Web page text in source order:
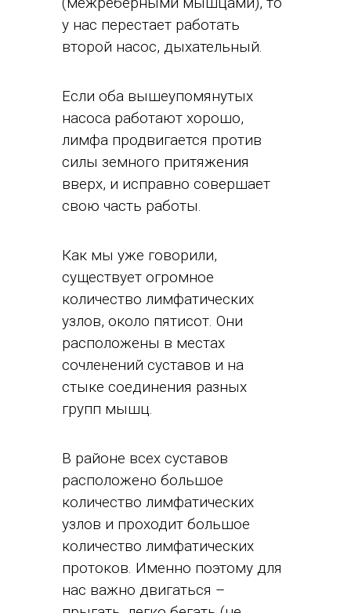
у нас перестает работать
второй насос, дыхательный.
Если оба вышеупомянутых
насоса работают хорошо,
лимфа продвигается против
силы земного притяжения
вверх, и исправно совершает
свою часть работы.
Как мы уже говорили,
существует огромное
количество лимфатических
узлов, около пятисот. Они
расположены в местах
сочленений суставов и на
стыке соединения разных
групп мышц.
В районе всех суставов
расположено большое
количество лимфатических
узлов и проходит большое
количество лимфатических
протоков. Именно поэтому для
нас важно двигаться –